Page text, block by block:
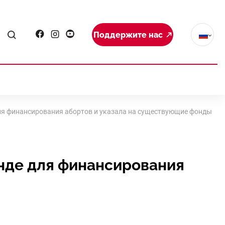
Поддержите нас
финансирования абортов и указала на существующие фонды
для финансирования